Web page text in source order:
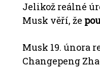
Jelikož reálné
Musk věří, že
Musk 19. února
Changepeng